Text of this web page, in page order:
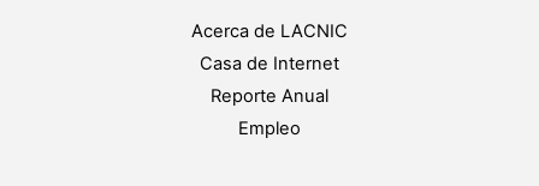
Acerca de LACNIC
Casa de Internet
Reporte Anual
Empleo